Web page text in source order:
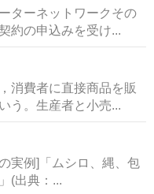
ターネットワークその
約の申込みを受け...
消費者に直接商品を販
う。生産者と小売...
実例]「ムシロ、縄、包
(出典：...